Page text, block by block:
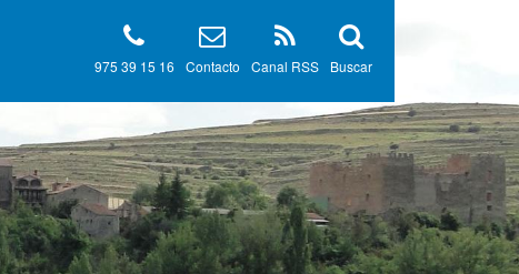
Buscar
Canal RSS
Contacto
975 39 15 16